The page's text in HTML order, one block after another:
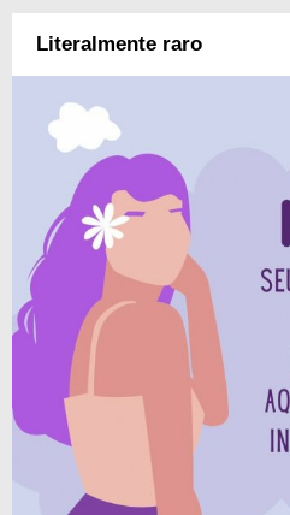
Literalmente raro